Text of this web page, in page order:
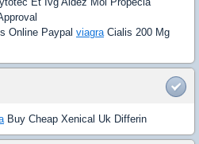
Online Paypal viagra Cialis 200 Mg
Buy Cheap Xenical Uk Differin